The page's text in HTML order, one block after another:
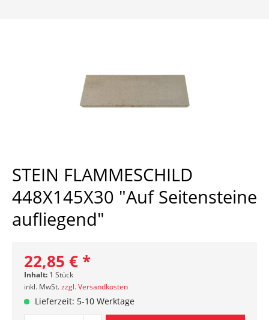
STEIN FLAMMESCHILD
448X145X30 "Auf Seitensteine
aufliegend"
22,85 € *
Inhalt: 1 Stück
inkl. MwSt.zzgl. Versandkosten
Lieferzeit: 5-10 Werktage